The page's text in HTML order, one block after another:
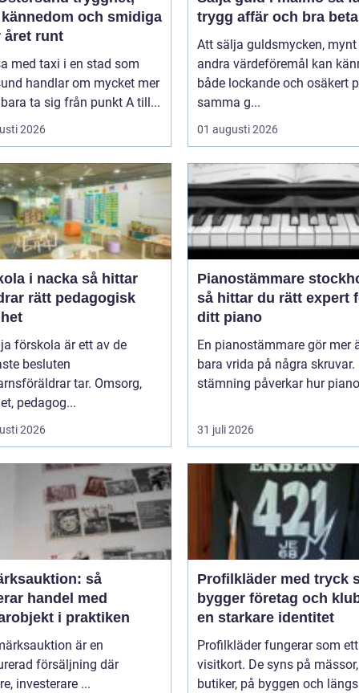
och smidiga
året runt
med taxi i en stad som
handlar om mycket mer
ta sig från punkt A till...
2026
trygg affär och bra
Att sälja guldsmycken, mynt
andra värdeföremål kan
både lockande och osäkert
samma g...
01 augusti 2026
i nacka så hittar
rätt pedagogisk
förskola är ett av de
besluten
tar. Omsorg,
pedagog...
2026
Pianostämmare
så hittar du rätt expert
ditt piano
En pianostämmare gör mer
bara vrida på några skruvar.
stämning påverkar hur
31 juli 2026
så
handel med
i praktiken
är en
försäljning där
investerare ...
Profilkläder med tryck så
bygger företag och
en starkare identitet
Profilkläder fungerar som
visitkort. De syns på
butiker, på byggen och